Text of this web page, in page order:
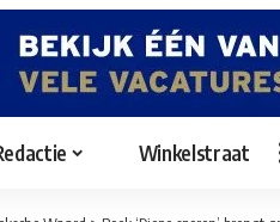
Winkelstraat